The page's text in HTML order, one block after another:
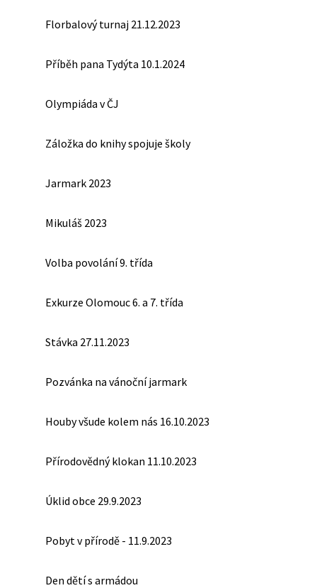
Florbalový turnaj 21.12.2023
Příběh pana Tydýta 10.1.2024
Olympiáda v ČJ
Záložka do knihy spojuje školy
Jarmark 2023
Mikuláš 2023
Volba povolání 9. třída
Exkurze Olomouc 6. a 7. třída
Stávka 27.11.2023
Pozvánka na vánoční jarmark
Houby všude kolem nás 16.10.2023
Přírodovědný klokan 11.10.2023
Úklid obce 29.9.2023
Pobyt v přírodě - 11.9.2023
Den dětí s armádou